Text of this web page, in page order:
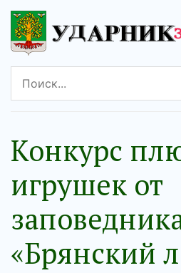
Конкурс
игрушек от
«Брянский